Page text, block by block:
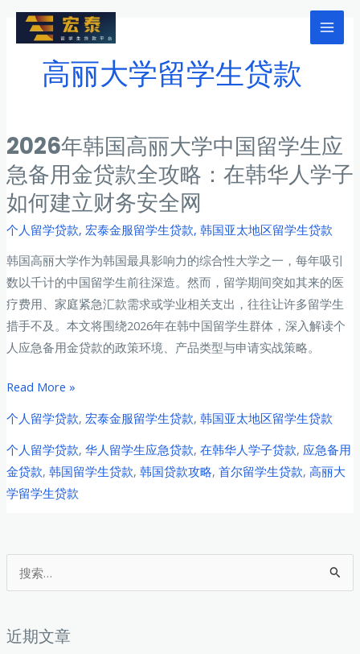
Main
索
近期文章
高丽大学留学生贷款
2026年韩国高丽大学中国留学生应
急备用金贷款全攻略：在韩华人学子
如何建立财务安全网
个人留学贷款, 宏泰金服留学生贷款, 韩国亚太地区留学生贷款
韩国高丽大学作为韩国最具影响力的综合性大学之一，每年吸引
数以千计的中国留学生前往深造。然而，留学期间突如其来的医
疗费用、家庭紧急汇款需求或学业相关支出，往往让许多留学生
措手不及。本文将围绕2026年在韩中国留学生群体，深入解读个
人应急备用金贷款的政策环境、产品类型与申请实战策略。
2026
韩
国
高
丽
中
学
生
Read More »
个人留学贷款, 宏泰金服留学生贷款, 韩国亚太地区留学生贷款
个人留学贷款, 华人留学生应急贷款, 在韩华人学子贷款, 应急备用
金贷款, 韩国留学生贷款, 韩国贷款攻略, 首尔留学生贷款, 高丽大
学留学生贷款